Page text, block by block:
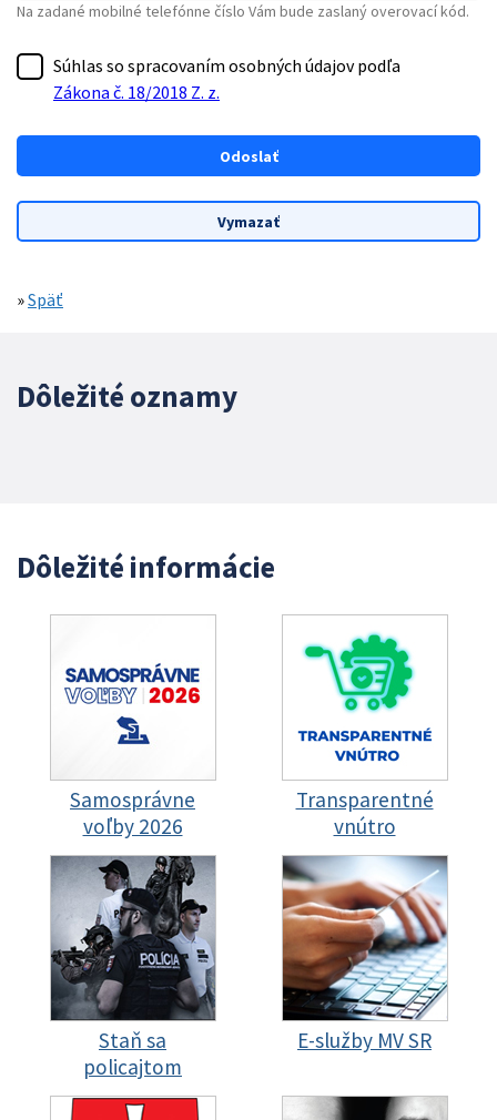
Na zadané mobilné telefónne číslo Vám bude zaslaný overovací kód.
Súhlas so spracovaním osobných údajov podľa
Zákona č. 18/2018 Z. z.
»Späť
Dôležité oznamy
Dôležité informácie
Samosprávne
voľby 2026
Transparentné
vnútro
Staň sa
policajtom
E-služby MV SR